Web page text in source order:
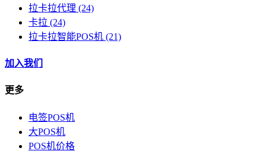
拉卡拉代理 (24)
卡拉 (24)
拉卡拉智能POS机 (21)
加入我们
更多
电签POS机
大POS机
POS机价格